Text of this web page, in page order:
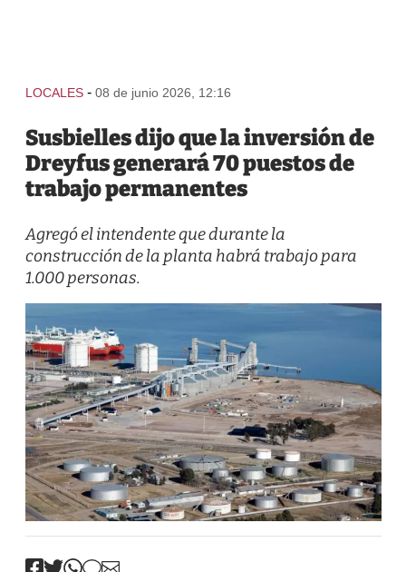
LOCALES - 08 de junio 2026, 12:16
Susbielles dijo que la inversión de
Dreyfus generará 70 puestos de
trabajo permanentes
Agregó el intendente que durante la
construcción de la planta habrá trabajo para
1.000 personas.